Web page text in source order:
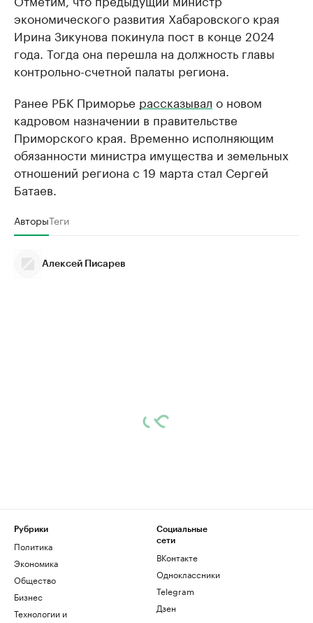
экономического развития Хабаровского края
Ирина Зикунова покинула пост в конце 2024
года. Тогда она перешла на должность главы
контрольно-счетной палаты региона.
Ранее РБК Приморье рассказывал о новом
кадровом назначении в правительстве
Приморского края. Временно исполняющим
обязанности министра имущества и земельных
отношений региона с 19 марта стал Сергей
Батаев.
АвторыТеги
Алексей Писарев
Рубрики
Политика
Экономика
Общество
Бизнес
Технологии и
Социальные
сети
ВКонтакте
Одноклассники
Telegram
Дзен